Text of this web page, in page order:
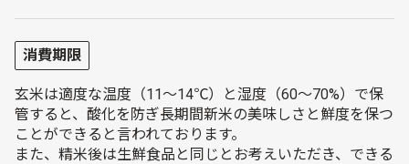
消費期限
玄米は適度な温度（11～14℃）と湿度（60～70%）で保
管すると、酸化を防ぎ長期間新米の美味しさと鮮度を保つ
ことができると言われております。
また、精米後は生鮮食品と同じとお考えいただき、できる